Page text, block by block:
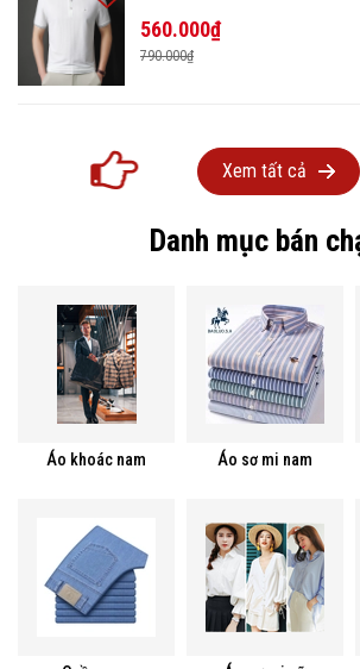
560.000₫
790.000₫
Xem tất cả
Danh mục bán
Áo khoác nam Áo sơ mi nam